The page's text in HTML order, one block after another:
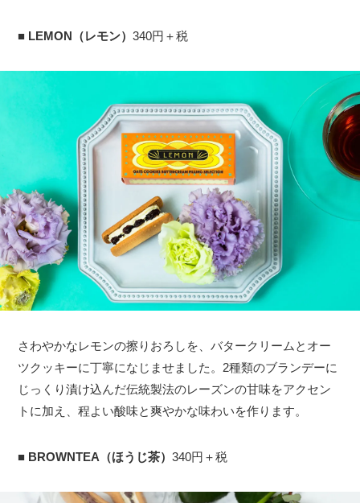
■ LEMON（レモン）340円＋税
さわやかなレモンの擦りおろしを、バタークリームとオー
ツクッキーに丁寧になじませました。2種類のブランデーに
じっくり漬け込んだ伝統製法のレーズンの甘味をアクセン
トに加え、程よい酸味と爽やかな味わいを作ります。
■ BROWNTEA（ほうじ茶）340円＋税